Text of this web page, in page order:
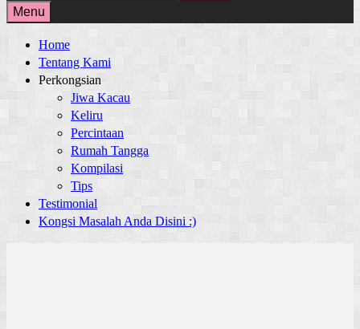
for:
Menu
Home
Tentang Kami
Perkongsian
Jiwa Kacau
Keliru
Percintaan
Rumah Tangga
Kompilasi
Tips
Testimonial
Kongsi Masalah Anda Disini :)